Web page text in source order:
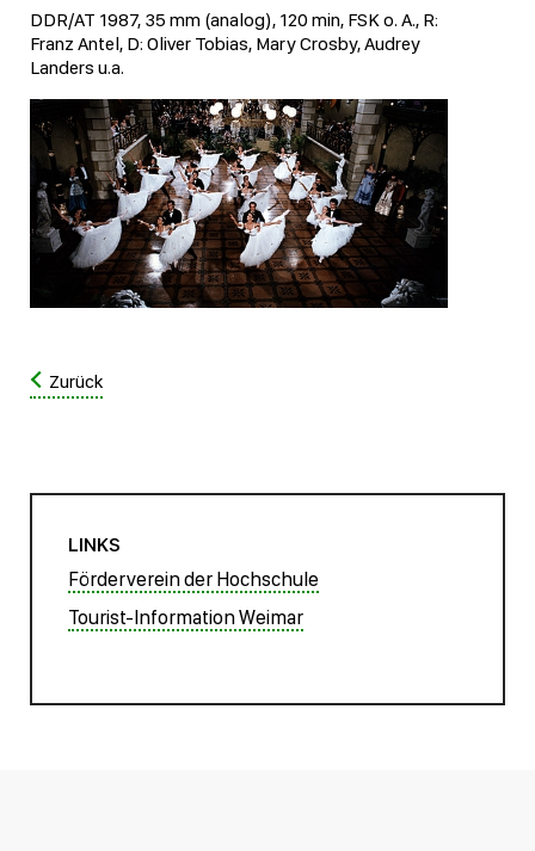
DDR/AT 1987, 35 mm (analog), 120 min, FSK o. A., R:
Franz Antel, D: Oliver Tobias, Mary Crosby, Audrey
Landers u.a.
Zurück
LINKS
Förderverein der Hochschule
Tourist-Information Weimar